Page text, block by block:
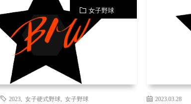
女子野球
2023 女子硬式野球 女子野球
2023.03.28